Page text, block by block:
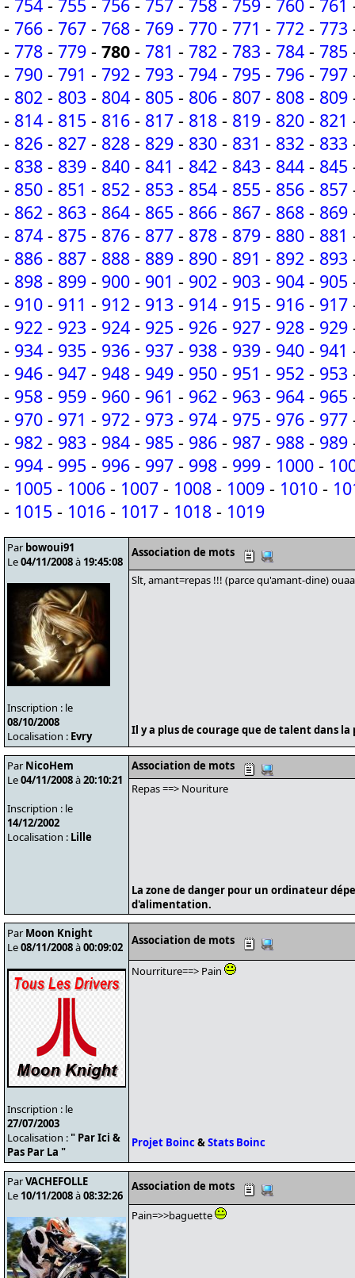
- 754 - 755 - 756 - 757 - 758 - 759 - 760 - 761
- 766 - 767 - 768 - 769 - 770 - 771 - 772 - 773
- 778 - 779 - 780 - 781 - 782 - 783 - 784 - 785
- 790 - 791 - 792 - 793 - 794 - 795 - 796 - 797
- 802 - 803 - 804 - 805 - 806 - 807 - 808 - 809
- 814 - 815 - 816 - 817 - 818 - 819 - 820 - 821
- 826 - 827 - 828 - 829 - 830 - 831 - 832 - 833
- 838 - 839 - 840 - 841 - 842 - 843 - 844 - 845
- 850 - 851 - 852 - 853 - 854 - 855 - 856 - 857
- 862 - 863 - 864 - 865 - 866 - 867 - 868 - 869
- 874 - 875 - 876 - 877 - 878 - 879 - 880 - 881
- 886 - 887 - 888 - 889 - 890 - 891 - 892 - 893
- 898 - 899 - 900 - 901 - 902 - 903 - 904 - 905
- 910 - 911 - 912 - 913 - 914 - 915 - 916 - 917
- 922 - 923 - 924 - 925 - 926 - 927 - 928 - 929
- 934 - 935 - 936 - 937 - 938 - 939 - 940 - 941
- 946 - 947 - 948 - 949 - 950 - 951 - 952 - 953
- 958 - 959 - 960 - 961 - 962 - 963 - 964 - 965
- 970 - 971 - 972 - 973 - 974 - 975 - 976 - 977
- 982 - 983 - 984 - 985 - 986 - 987 - 988 - 989
- 994 - 995 - 996 - 997 - 998 - 999 - 1000 -
- 1005 - 1006 - 1007 - 1008 - 1009 - 1010 -
- 1015 - 1016 - 1017 - 1018 - 1019
Par bowoui91
Le04/11/2008à 19:45:08
Inscription : le
08/10/2008
Localisation : Evry
Association de mots
Slt, amant=repas !!! (parce qu'amant-dine)
Il y a plus de courage que de talent dans
Par NicoHem
Le04/11/2008à20:10:21
Inscription : le
14/12/2002
Localisation : Lille
Association de mots
Repas ==> Nouriture
La zone de danger pour un ordinateur
d'alimentation.
Par Moon Knight
Le08/11/2008à00:09:02
Inscription : le
27/07/2003
Localisation :" Par Ici &
Pas Par La "
Association de mots
Nourriture==> Pain
Projet Boinc&Stats Boinc
ParVACHEFOLLE
Le 10/11/2008à08:32:26
Association de mots
Pain=>>baguette